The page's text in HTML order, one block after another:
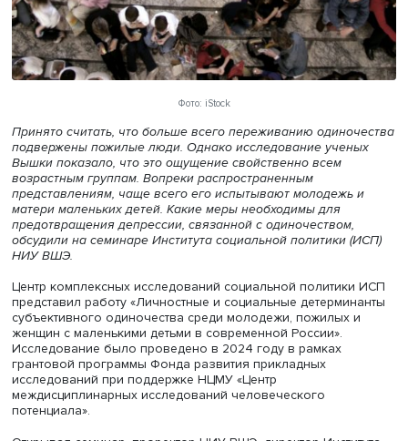
Фото: iStock
Принято считать, что больше всего переживанию
подвержены пожилые люди. Однако исследование
Вышки показало, что это ощущение свойственно всем
представлениям, чаще всего его испытывают
матери маленьких детей. Какие меры необходимы для
предотвращения депрессии, связанной с одиночеством,
обсудили на семинаре Института социальной политики
НИУ ВШЭ.
Центр комплексных исследований социальной
представил работу «Личностные и социальные